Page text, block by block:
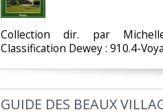
‎Collection dir. par
Classification Dewey : 910.4-
‎GUIDE DES BEAUX